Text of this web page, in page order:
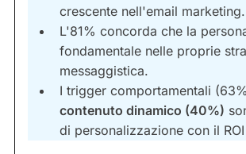
crescente nell'email marketing.
L'81% concorda che la
fondamentale nelle proprie
messaggistica.
I trigger comportamentali
contenuto dinamico (40%)
di personalizzazione con il